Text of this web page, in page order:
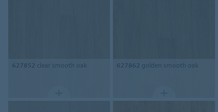
627852 clear smooth oak 627862 golden smooth oak